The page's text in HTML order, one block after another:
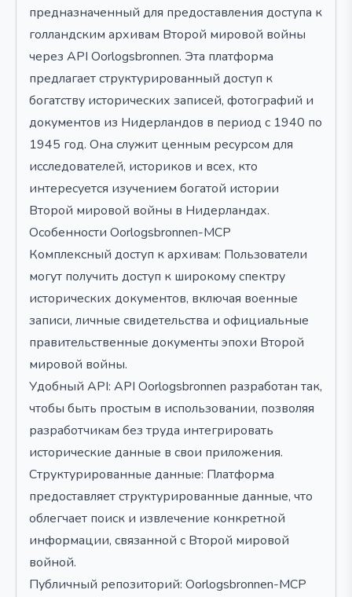
предназначенный для предоставления доступа к
голландским архивам Второй мировой войны
через API Oorlogsbronnen. Эта платформа
предлагает структурированный доступ к
богатству исторических записей, фотографий и
документов из Нидерландов в период с 1940 по
1945 год. Она служит ценным ресурсом для
исследователей, историков и всех, кто
интересуется изучением богатой истории
Второй мировой войны в Нидерландах.
Особенности Oorlogsbronnen-MCP
Комплексный доступ к архивам: Пользователи
могут получить доступ к широкому спектру
исторических документов, включая военные
записи, личные свидетельства и официальные
правительственные документы эпохи Второй
мировой войны.
Удобный API: API Oorlogsbronnen разработан так,
чтобы быть простым в использовании, позволяя
разработчикам без труда интегрировать
исторические данные в свои приложения.
Структурированные данные: Платформа
предоставляет структурированные данные, что
облегчает поиск и извлечение конкретной
информации, связанной с Второй мировой
войной.
Публичный репозиторий: Oorlogsbronnen-MCP